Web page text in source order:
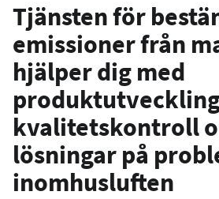
Tjänsten för
emissioner från
hjälper dig med
kvalitetskontroll
lösningar på
inomhusluften